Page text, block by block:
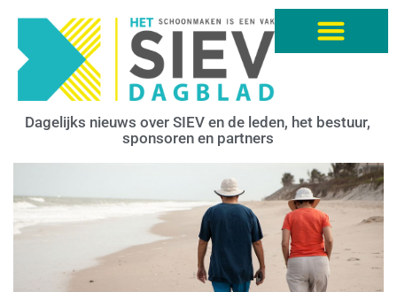
Dagelijks nieuws over SIEV en de leden, het bestuur,
sponsoren en partners